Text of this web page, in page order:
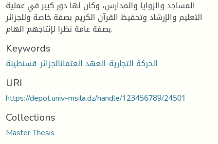
المساجد والزوايا والمدارس، وكان لها دور كبير في عملية
التعليم والإرشاد وتحفيظ القرآن الكريم بصفة خاصة وللجزائر
بصفة عامة نظرا لإنتاجهم الهام.
Keywords
الحركة التجارية-العهد العثمانالجزائر-قسنطينة
URI
https://depot.univ-msila.dz/handle/123456789/24501
Collections
Master Thesis